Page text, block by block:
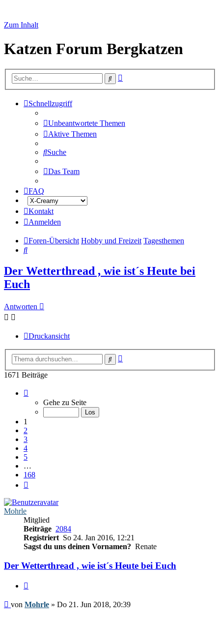
Zum Inhalt
Katzen Forum Bergkatzen
Suche
Schnellzugriff
Unbeantwortete Themen
Aktive Themen
Suche
Das Team
FAQ
Kontakt
Anmelden
Foren-Übersicht Hobby und Freizeit Tagesthemen
Suche
Der Wetterthread , wie ist´s Heute bei
Euch
Antworten
Druckansicht
Suche
1671 Beiträge
von
Gehe zu Seite
1
2
3
4
5
…
168
Mohrle
Mitglied
Beiträge 2084
Registriert So 24. Jan 2016, 12:21
Sagst du uns deinen Vornamen? Renate
Der Wetterthread , wie ist´s Heute bei Euch
Beitrag
von Mohrle » Do 21. Jun 2018, 20:39